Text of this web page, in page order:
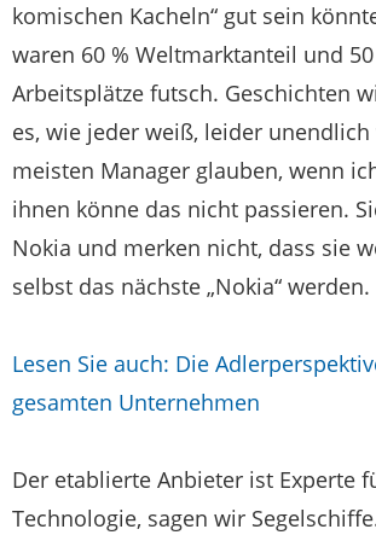
komischen Kacheln“ gut sein
waren 60 % Weltmarktanteil und
Arbeitsplätze futsch. Geschichten
es, wie jeder weiß, leider
meisten Manager glauben, wenn
ihnen könne das nicht passieren.
Nokia und merken nicht, dass sie
selbst das nächste „Nokia“ werden.
Lesen Sie auch: Die
gesamten Unternehmen
Der etablierte Anbieter ist Experte
Technologie, sagen wir